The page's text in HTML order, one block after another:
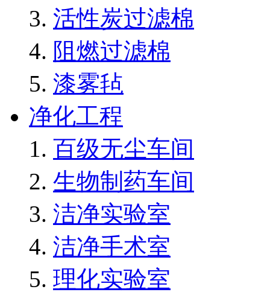
活性炭过滤棉
阻燃过滤棉
漆雾毡
净化工程
百级无尘车间
生物制药车间
洁净实验室
洁净手术室
理化实验室